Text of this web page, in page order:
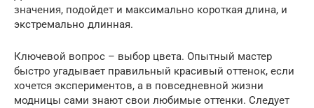
значения, подойдет и максимально короткая длина, и
экстремально длинная.
Ключевой вопрос – выбор цвета. Опытный мастер
быстро угадывает правильный красивый оттенок, если
хочется экспериментов, а в повседневной жизни
модницы сами знают свои любимые оттенки. Следует